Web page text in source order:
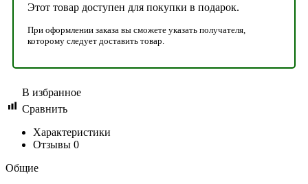
Этот товар доступен для покупки в подарок.
При оформлении заказа вы сможете указать получателя,
которому следует доставить товар.
В избранное
Сравнить
Характеристики
Отзывы 0
Общие